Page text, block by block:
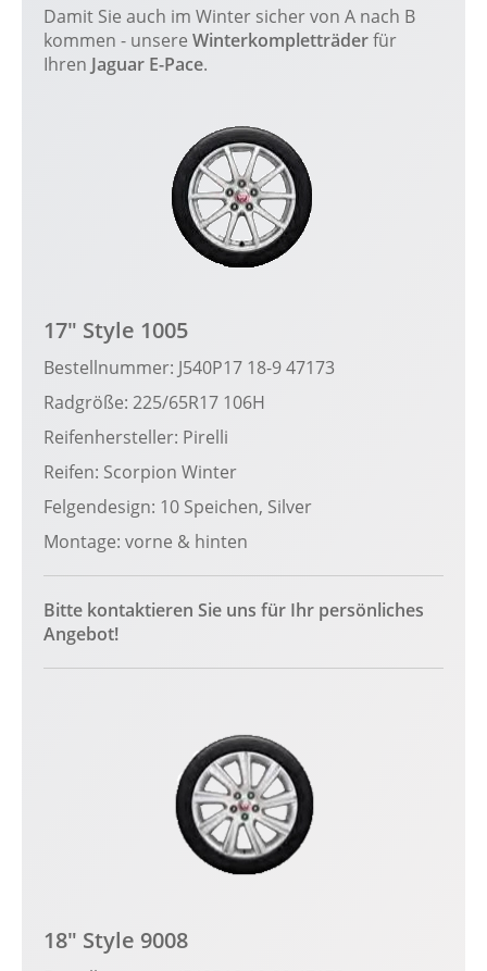
Damit Sie auch im Winter sicher von A nach B
kommen - unsere Winterkompletträderfür
Ihren Jaguar E-Pace.
17" Style 1005
Bestellnummer: J540P17 18-9 47173
Radgröße: 225/65R17 106H
Reifenhersteller: Pirelli
Reifen: Scorpion Winter
Felgendesign: 10 Speichen, Silver
Montage: vorne & hinten
Bitte kontaktieren Sie uns für Ihr persönliches
Angebot!
18" Style 9008